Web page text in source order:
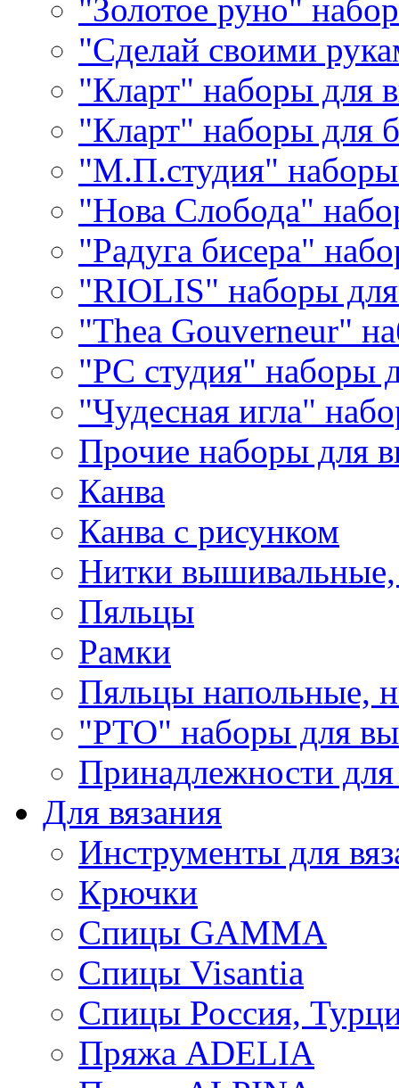
"Золотое руно"
"Сделай своими
"Кларт" наборы для
"Кларт" наборы для
"М.П.студия"
"Нова Слобода"
"Радуга бисера"
"RIOLIS" наборы
"Thea Gouverneur"
"РС студия" наборы
"Чудесная игла"
Прочие наборы для
Канва
Канва с рисунком
Нитки
Пяльцы
Рамки
Пяльцы напольные,
"РТО" наборы для
Принадлежности
Для вязания
Инструменты для
Крючки
Спицы GAMMA
Спицы Visantia
Спицы Россия,
Пряжа ADELIA